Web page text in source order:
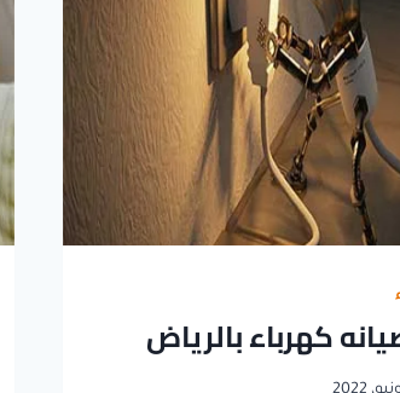
كهرباء بالرياض